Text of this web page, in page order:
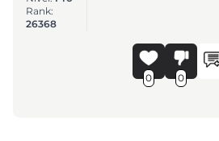
Rank:
26368
0 0